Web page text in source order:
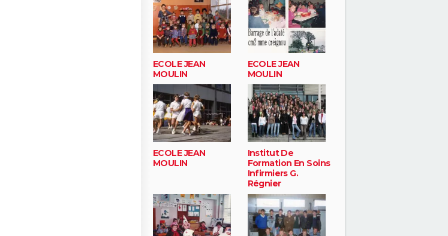
ECOLE JEAN
MOULIN
ECOLE JEAN
MOULIN
ECOLE JEAN
MOULIN
Institut De
Formation En Soins
Infirmiers G.
Régnier